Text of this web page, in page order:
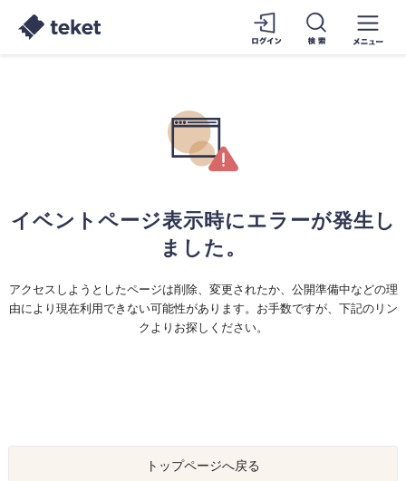
イベントページ表示時にエラーが発生し
ました。
アクセスしようとしたページは削除、変更されたか、公開準備中などの理
由により現在利用できない可能性があります。お手数ですが、下記のリン
クよりお探しください。
トップページへ戻る